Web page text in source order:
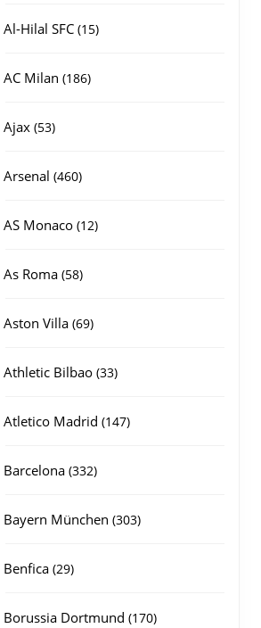
Al-Hilal SFC 1515
AC Milan 186186
Ajax 5353
Arsenal 460460
AS Monaco 1212
As Roma 5858
Aston Villa 6969
Athletic Bilbao 3333
Atletico Madrid 147147
Barcelona 332332
Bayern München 303303
Benfica 2929
Borussia Dortmund 170170